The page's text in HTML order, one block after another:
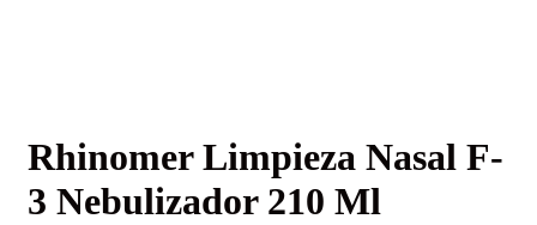
Rhinomer Limpieza Nasal F-
3 Nebulizador 210 Ml